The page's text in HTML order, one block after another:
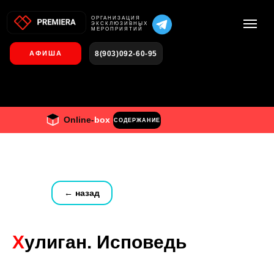
О РГАНИЗАЦИЯ
ЭКСКЛЮЗИВНЫХ
МЕРОПРИЯТИЙ
АФИША 8(903)092-60-95
Online-box СОДЕРЖАНИЕ
← назад
Хулиган. Исповедь